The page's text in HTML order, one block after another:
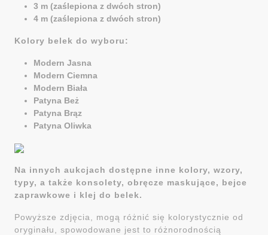
3 m (zaślepiona z dwóch stron)
4 m (zaślepiona z dwóch stron)
Kolory belek do wyboru:
Modern Jasna
Modern Ciemna
Modern Biała
Patyna Beż
Patyna Brąz
Patyna Oliwka
Na innych aukcjach dostępne inne kolory, wzory,
typy, a także konsolety, obręcze maskujące, bejce
zaprawkowe i klej do belek.
Powyższe zdjęcia, mogą różnić się kolorystycznie od
oryginału, spowodowane jest to różnorodnością